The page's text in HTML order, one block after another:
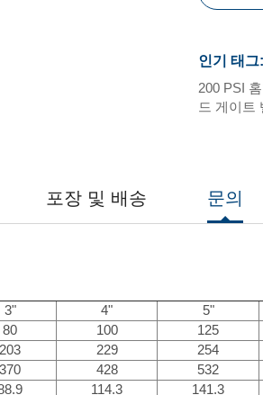
인기 태그:
200 PSI
드 게이트
포장 및 배송 문의
3" 4" 5"
80
100 125
203
229 254
370
428 532
114.3 141.3